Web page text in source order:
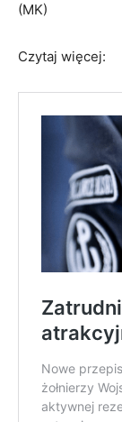
(MK)
Czytaj więcej: